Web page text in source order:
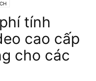
tính
cao cấp
cho các